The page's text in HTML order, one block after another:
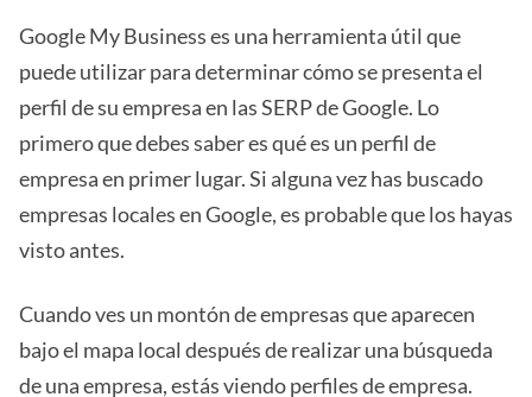
Google My Business es una herramienta útil que
puede utilizar para determinar cómo se presenta el
perfil de su empresa en las SERP de Google. Lo
primero que debes saber es qué es un perfil de
empresa en primer lugar. Si alguna vez has buscado
empresas locales en Google, es probable que los hayas
visto antes.
Cuando ves un montón de empresas que aparecen
bajo el mapa local después de realizar una búsqueda
de una empresa, estás viendo perfiles de empresa.